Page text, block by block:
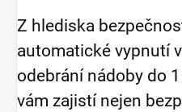
Z hlediska
automatické vypnutí
odebrání nádoby do
vám zajistí nejen